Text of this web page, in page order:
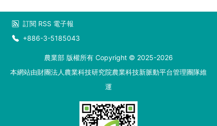
訂閱 RSS 電子報
+886-3-5185043
農業部 版權所有 Copyright © 2025-2026
本網站由財團法人農業科技研究院農業科技新脈動平台管理團隊維
運